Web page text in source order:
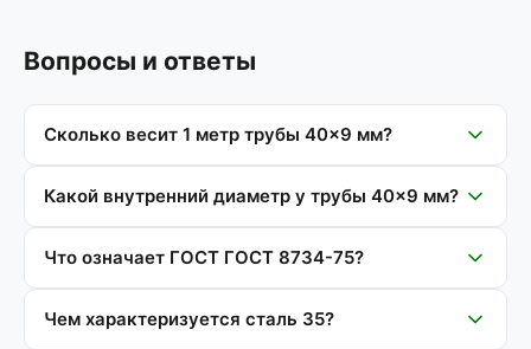
Вопросы и ответы
Сколько весит 1 метр трубы 40×9 мм?
Какой внутренний диаметр у трубы 40×9 мм?
Что означает ГОСТ ГОСТ 8734-75?
Чем характеризуется сталь 35?